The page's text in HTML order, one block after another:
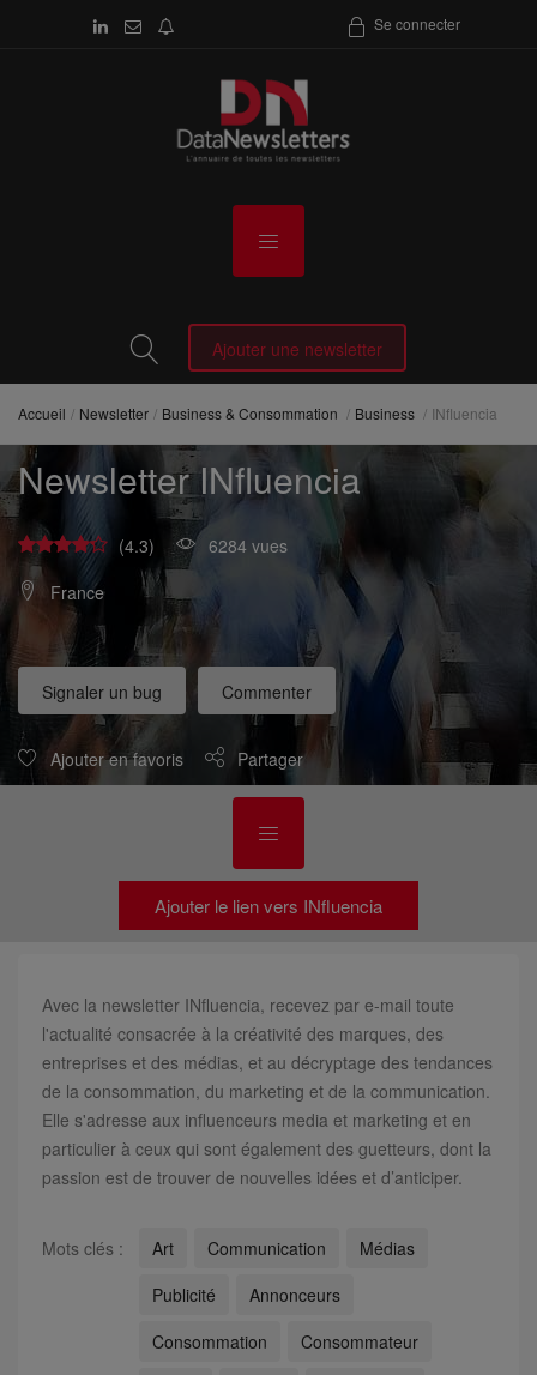
Se connecter
Ajouter une newsletter
Accueil Newsletter Business & Consommation Business INfluencia
Newsletter INfluencia
(4.3)
6284 vues
France
Signaler un bug Commenter
Ajouter en favoris Partager
Ajouter le lien vers INfluencia
Avec la newsletter INfluencia, recevez par e-mail toute
l'actualité consacrée à la créativité des marques, des
entreprises et des médias, et au décryptage des tendances
de la consommation, du marketing et de la communication.
Elle s'adresse aux influenceurs media et marketing et en
particulier à ceux qui sont également des guetteurs, dont la
passion est de trouver de nouvelles idées et d’anticiper.
Mots clés : Art Communication
Médias
Publicité
Annonceurs
Consommation
Consommateur